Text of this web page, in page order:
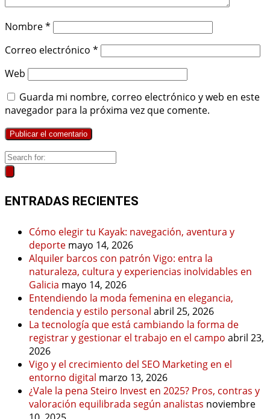
Nombre*
Correo electrónico *
Web
Guarda mi nombre, correo electrónico y web en este
navegador para la próxima vez que comente.
ENTRADAS RECIENTES
Cómo elegir tu Kayak: navegación, aventura y
deporte mayo 14, 2026
Alquiler barcos con patrón Vigo: entra la
naturaleza, cultura y experiencias inolvidables en
Galicia mayo 14, 2026
Entendiendo la moda femenina en elegancia,
tendencia y estilo personal abril 25, 2026
La tecnología que está cambiando la forma de
registrar y gestionar el trabajo en el campo abril 23,
2026
Vigo y el crecimiento del SEO Marketing en el
entorno digital marzo 13, 2026
¿Vale la pena Steiro Invest en 2025? Pros, contras y
valoración equilibrada según analistas noviembre